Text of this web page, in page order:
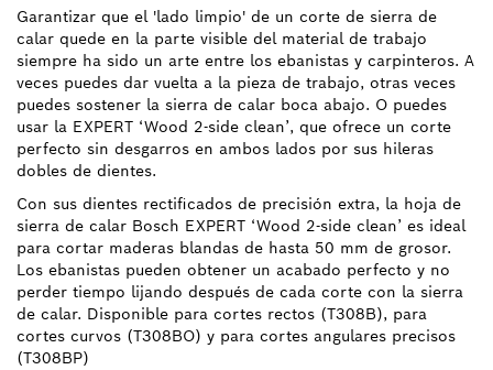
Garantizar que el 'lado limpio' de un corte de sierra de
calar quede en la parte visible del material de trabajo
siempre ha sido un arte entre los ebanistas y carpinteros. A
veces puedes dar vuelta a la pieza de trabajo, otras veces
puedes sostener la sierra de calar boca abajo. O puedes
usar la EXPERT ‘Wood 2-side clean’, que ofrece un corte
perfecto sin desgarros en ambos lados por sus hileras
dobles de dientes.
Con sus dientes rectificados de precisión extra, la hoja de
sierra de calar Bosch EXPERT ‘Wood 2-side clean’ es ideal
para cortar maderas blandas de hasta 50 mm de grosor.
Los ebanistas pueden obtener un acabado perfecto y no
perder tiempo lijando después de cada corte con la sierra
de calar. Disponible para cortes rectos (T308B), para
cortes curvos (T308BO) y para cortes angulares precisos
(T308BP)